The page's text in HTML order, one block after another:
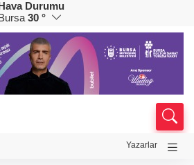
CAD
34,0135
Durumu
30 °
Yazarlar